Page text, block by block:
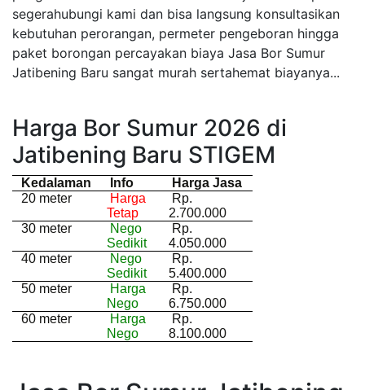
segerahubungi kami dan bisa langsung konsultasikan
kebutuhan perorangan, permeter pengeboran hingga
paket borongan percayakan biaya Jasa Bor Sumur
Jatibening Baru sangat murah sertahemat biayanya...
Harga Bor Sumur 2026 di
Jatibening Baru STIGEM
Kedalaman Info
Harga Jasa
20 meter
Harga
Tetap
Rp.
2.700.000
30 meter
Nego
Sedikit
Rp.
4.050.000
40 meter
Nego
Sedikit
Rp.
5.400.000
50 meter
Harga
Nego
Rp.
6.750.000
60 meter
Harga
Nego
Rp.
8.100.000